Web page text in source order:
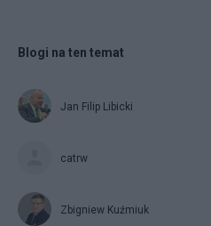
Blogi na ten temat
Jan Filip Libicki
catrw
Zbigniew Kuźmiuk